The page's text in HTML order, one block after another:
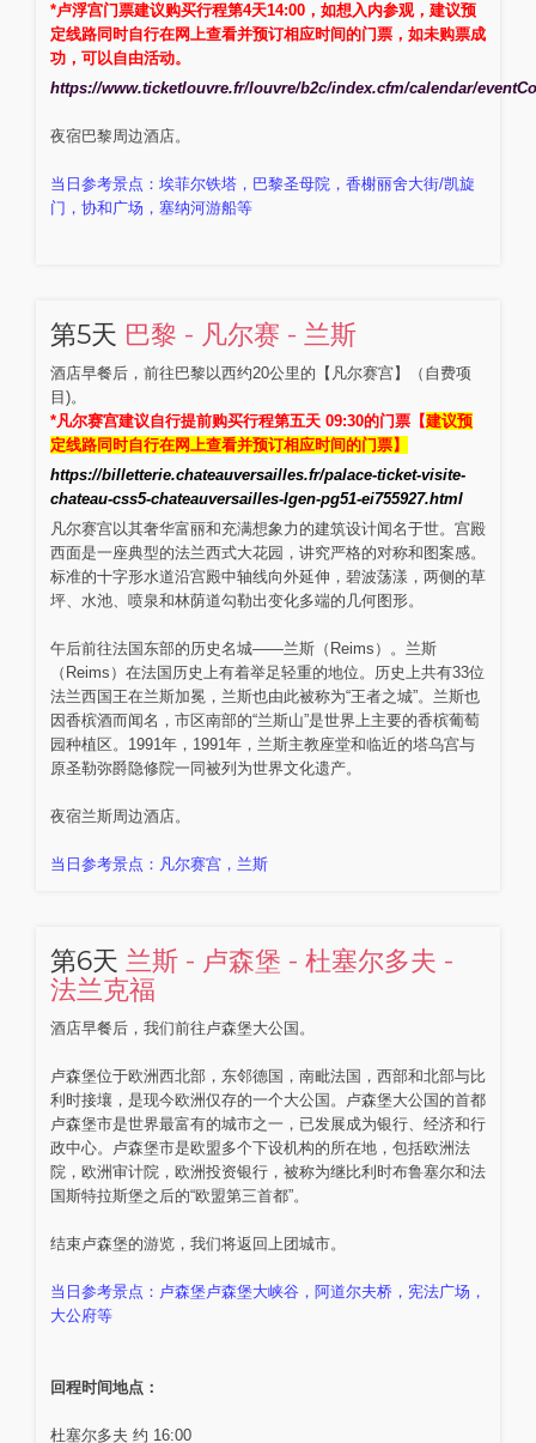
*卢浮宫门票建议购买行程第4天14:00，如想入内参观，建议预
定线路同时自行在网上查看并预订相应时间的门票，如未购票成
功，可以自由活动。
https://www.ticketlouvre.fr/louvre/b2c/index.cfm/calendar/
夜宿巴黎周边酒店。
当日参考景点：埃菲尔铁塔，巴黎圣母院，香榭丽舍大街/凯旋
门，协和广场，塞纳河游船等
第5天 巴黎 - 凡尔赛 - 兰斯
酒店早餐后，前往巴黎以西约20公里的【凡尔赛宫】（自费项
目)。
*凡尔赛宫建议自行提前购买行程第五天 09:30的门票【建议预
定线路同时自行在网上查看并预订相应时间的门票】
https://billetterie.chateauversailles.fr/palace-ticket-visite-
chateau-css5-chateauversailles-lgen-pg51-ei755927.html
凡尔赛宫以其奢华富丽和充满想象力的建筑设计闻名于世。宫殿
西面是一座典型的法兰西式大花园，讲究严格的对称和图案感。
标准的十字形水道沿宫殿中轴线向外延伸，碧波荡漾，两侧的草
坪、水池、喷泉和林荫道勾勒出变化多端的几何图形。
午后前往法国东部的历史名城——兰斯（Reims）。兰斯
（Reims）在法国历史上有着举足轻重的地位。历史上共有33位
法兰西国王在兰斯加冕，兰斯也由此被称为“王者之城”。兰斯也
因香槟酒而闻名，市区南部的“兰斯山”是世界上主要的香槟葡萄
园种植区。1991年，1991年，兰斯主教座堂和临近的塔乌宫与
原圣勒弥爵隐修院一同被列为世界文化遗产。
夜宿兰斯周边酒店。
当日参考景点：凡尔赛宫，兰斯
第6天 兰斯 - 卢森堡 - 杜塞尔多夫 -
法兰克福
酒店早餐后，我们前往卢森堡大公国。
卢森堡位于欧洲西北部，东邻德国，南毗法国，西部和北部与比
利时接壤，是现今欧洲仅存的一个大公国。卢森堡大公国的首都
卢森堡市是世界最富有的城市之一，已发展成为银行、经济和行
政中心。卢森堡市是欧盟多个下设机构的所在地，包括欧洲法
院，欧洲审计院，欧洲投资银行，被称为继比利时布鲁塞尔和法
国斯特拉斯堡之后的“欧盟第三首都”。
结束卢森堡的游览，我们将返回上团城市。
当日参考景点：卢森堡卢森堡大峡谷，阿道尔夫桥，宪法广场，
大公府等
回程时间地点：
杜塞尔多夫 约 16:00